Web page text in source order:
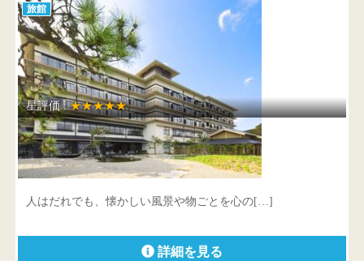
旅館
星評価 :★★★★★
加賀屋別邸 松乃碧
石川県 七尾市和倉町ワ部34番地
人はだれでも、懐かしい風景や物ごとを心の[…]
詳細を見る